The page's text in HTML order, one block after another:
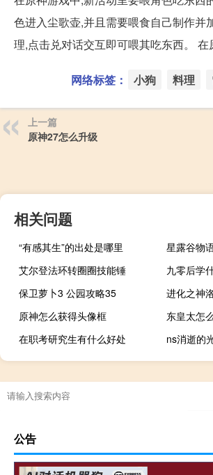
色进入尘歌壶,并且需要喂食自己制作并
理,点击兑对话交互即可喂其吃东西。 在
网络标签： 小狗 料理
上一篇
原神27怎么升级
相关问题
“有感其生”的出处是哪里
星露谷物
艾尔登法环转圈圈技能锤
九零后学
保卫萝卜3 公园攻略35
进化之神
原神怎么获得头像框
东皇太怎
在职考研究生有什么好处
ns消逝的
公告